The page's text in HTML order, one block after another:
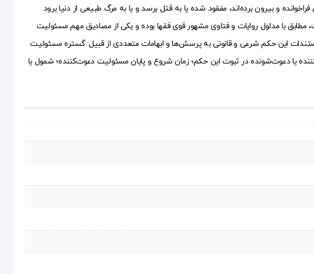
شخصی را که شبانه از منزلش فراخوانده و بیرون برده‌اند، مفقود شده یا به قتل برسد و یا به مرگ طبیعی از دنیا برود
با مدلول روایات و فتاوی مشهور قوی فقها بوده و یکی از مصادیق مهم مسئولیت
این حکم شرعی و قانونی به پرسش‌ها و ابهامات متعددی از قبیل‌: گستره مسئولیت
یا دعوت‌شونده در ثبوت این حکم؛ زمان شروع و پایان مسئولیت دعوت‌کننده؛‌ شمول یا